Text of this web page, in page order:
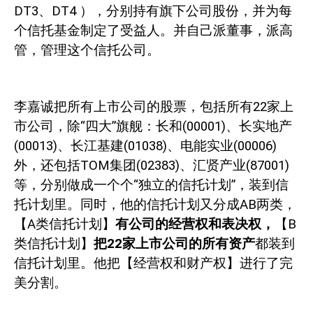
DT3、 DT4 ），分别持有旗下公司股份，并为每
个信托基金制定了受益人。并自己派董事，派高
管，管理这个信托公司。
李嘉诚把所有上市公司的股票，包括所有22家上
市公司，除“四大”旗舰：长和(00001)、长实地产
(00013)、长江基建(01038)、电能实业(00006)
外，还包括TOM集团(02383)、汇贤产业(87001)
等，分别做成一个个“独立的信托计划”，装到信
托计划里。同时，他的信托计划又分成AB两类，
【A类信托计划】 有公司的经营权和表决权， 【 B
类信托计划】 把22家上市公司的所有资产都装到
信托计划里。他把【经营权和财产权】进行了完
美分割。